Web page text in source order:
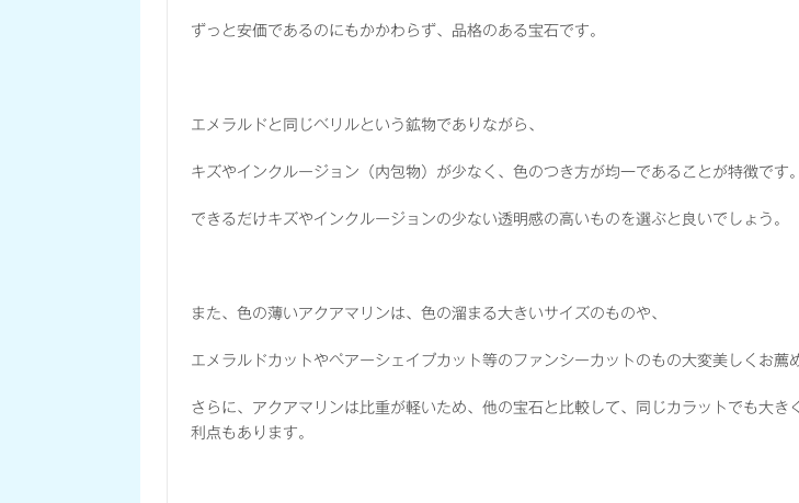
ずっと安価であるのにもかかわらず、品格のある宝石です。
エメラルドと同じベリルという鉱物でありながら、
キズやインクルージョン（内包物）が少なく、色のつき方が均一であることが特徴です。
できるだけキズやインクルージョンの少ない透明感の高いものを選ぶと良いでしょう。
また、色の薄いアクアマリンは、色の溜まる大きいサイズのものや、
エメラルドカットやペアーシェイプカット等のファンシーカットのもの大変美しくお薦
さらに、アクアマリンは比重が軽いため、他の宝石と比較して、同じカラットでも大き
利点もあります。